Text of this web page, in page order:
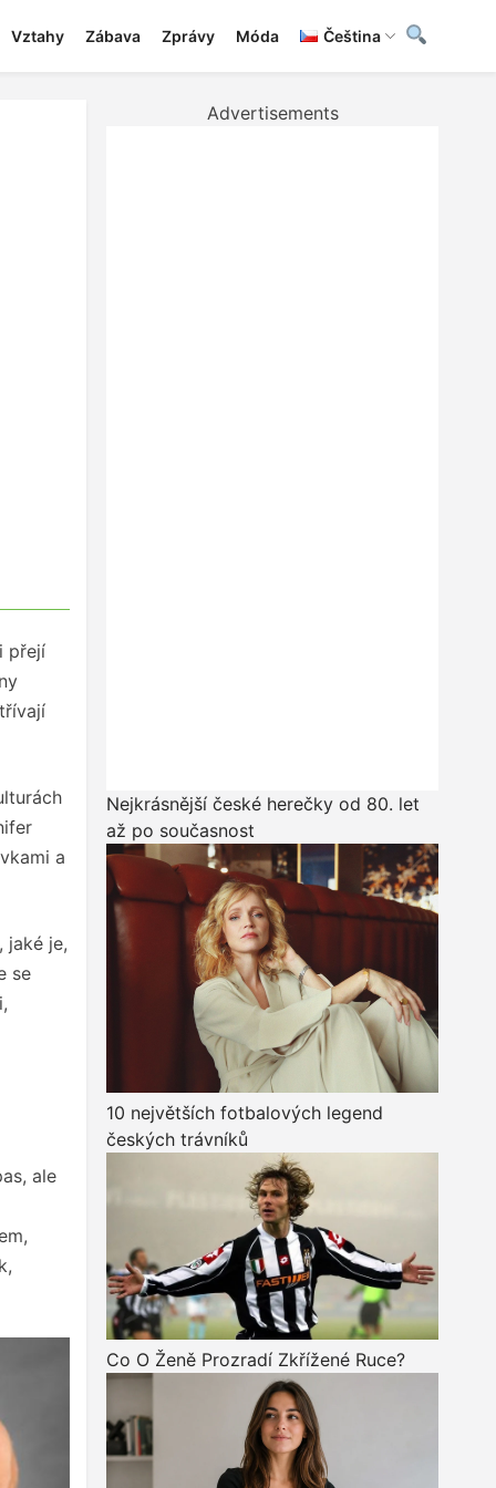
Vztahy Zábava Zprávy Móda Čeština
přejí
a
jaké je,
se
ale
Advertisements
Nejkrásnější české herečky od 80. let
až po současnost
10 největších fotbalových legend
českých trávníků
Co O Ženě Prozradí Zkřížené Ruce?